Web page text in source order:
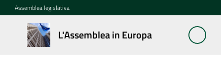
Vai al contenuto
Vai alla navigazione
Vai al footer
Assemblea legislativa
L'Assemblea in Europa
L'Assemblea
in Europa